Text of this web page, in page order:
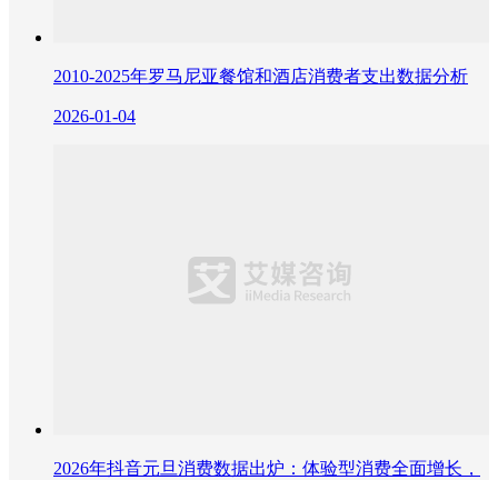
2010-2025年罗马尼亚餐馆和酒店消费者支出数据分析
2026-01-04
2026年抖音元旦消费数据出炉：体验型消费全面增长，